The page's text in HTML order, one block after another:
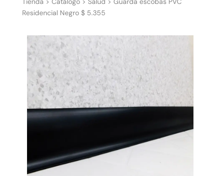
Residencial Negro $ 5.355